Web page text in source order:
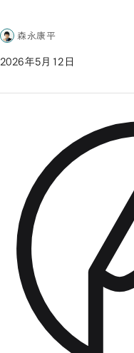
森永康平
2026年5月12日